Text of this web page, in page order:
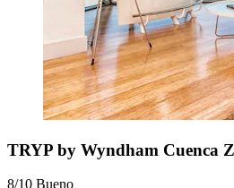
TRYP by Wyndham Cuenca
8/10 Bueno